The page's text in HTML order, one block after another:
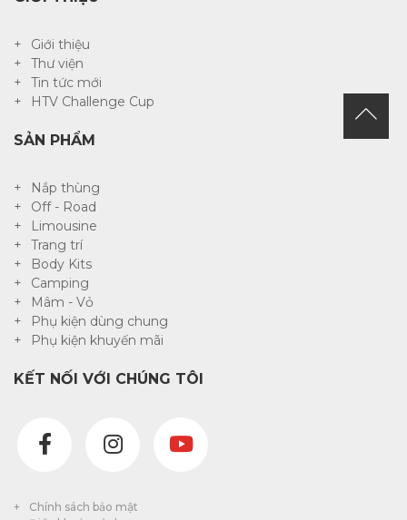
Giới thiệu
Thư viện
Tin tức mới
HTV Challenge Cup
SẢN PHẨM
Nắp thùng
Off - Road
Limousine
Trang trí
Body Kits
Camping
Mâm - Vỏ
Phụ kiện dùng chung
Phụ kiện khuyến mãi
KẾT NỐI VỚI CHÚNG TÔI
Chính sách bảo mật